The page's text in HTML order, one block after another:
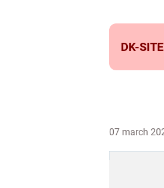
DK-
07 march